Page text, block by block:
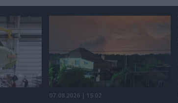
07.08.2026 | 15:02